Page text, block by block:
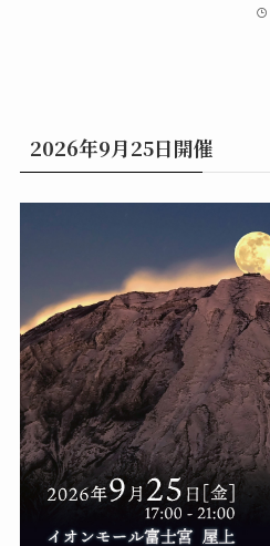
2026年9月25日開催